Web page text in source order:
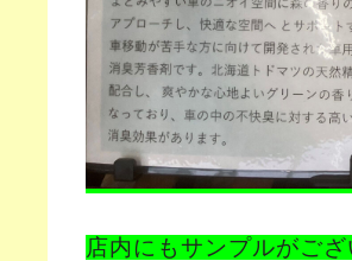
店内にもサンプルがご